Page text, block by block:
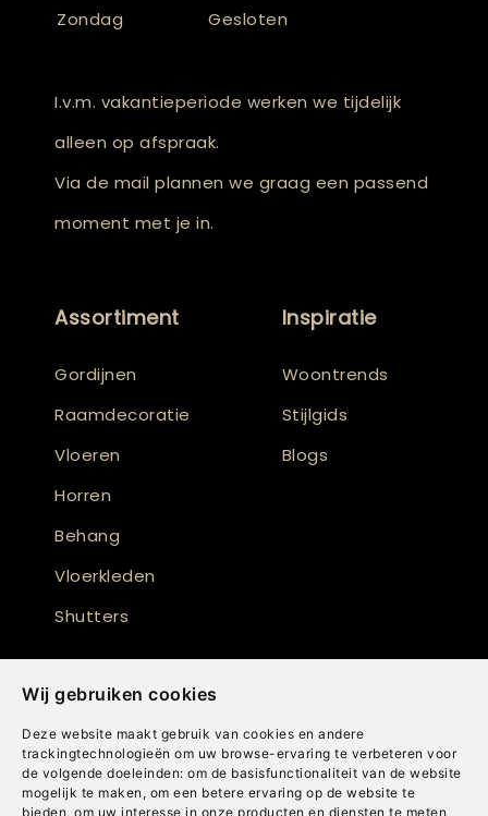
Wij gebruiken cookies
Deze website maakt gebruik van cookies en andere
trackingtechnologieën om uw browse-ervaring te verbeteren voor
de volgende doeleinden: om de basisfunctionaliteit van de website
mogelijk te maken , om een betere ervaring op de website te
bieden, om uw interesse in onze producten en diensten te meten
Zondag
Gesloten
I.v.m. vakantieperiode werken we tijdelijk
alleen op afspraak.
Via de mail plannen we graag een passend
moment met je in.
Assortiment
Gordijnen
Raamdecoratie
Vloeren
Horren
Behang
Vloerkleden
Shutters
Inspiratie
Woontrends
Stijlgids
Blogs